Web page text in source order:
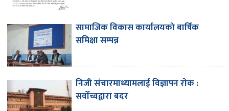
सामाजिक विकास कार्यालयको बार्षिक
समिक्षा सम्पन्न
निजी संचारमाध्यामलाई विज्ञापन राेक :
सर्वाेच्वद्वारा बदर